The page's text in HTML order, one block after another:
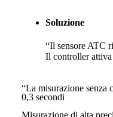
Soluzione
“Il sensore ATC
Il controller attiva
“La misurazione senza
0,3 secondi
Misurazione di alta